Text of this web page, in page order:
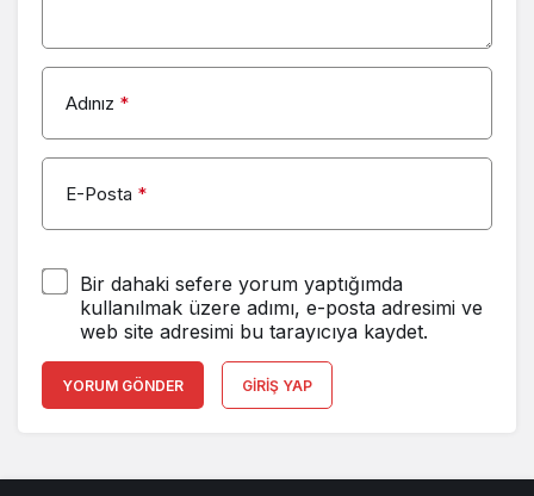
Adınız *
E-Posta *
Bir dahaki sefere yorum yaptığımda
kullanılmak üzere adımı, e-posta adresimi ve
web site adresimi bu tarayıcıya kaydet.
YORUM GÖNDER GIRIŞ YAP